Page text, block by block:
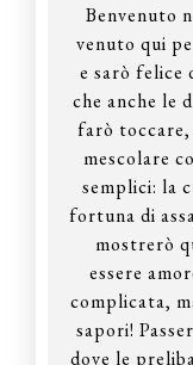
Benvenuto
venuto qui
e sarò felice
che anche le
farò toccare,
mescolare
semplici: la
fortuna di
mostrerò
essere
complicata,
sapori!
dove le